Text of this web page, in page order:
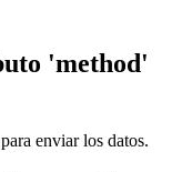
'method'
enviar los datos.